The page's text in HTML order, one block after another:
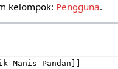
kelompok: Pengguna.